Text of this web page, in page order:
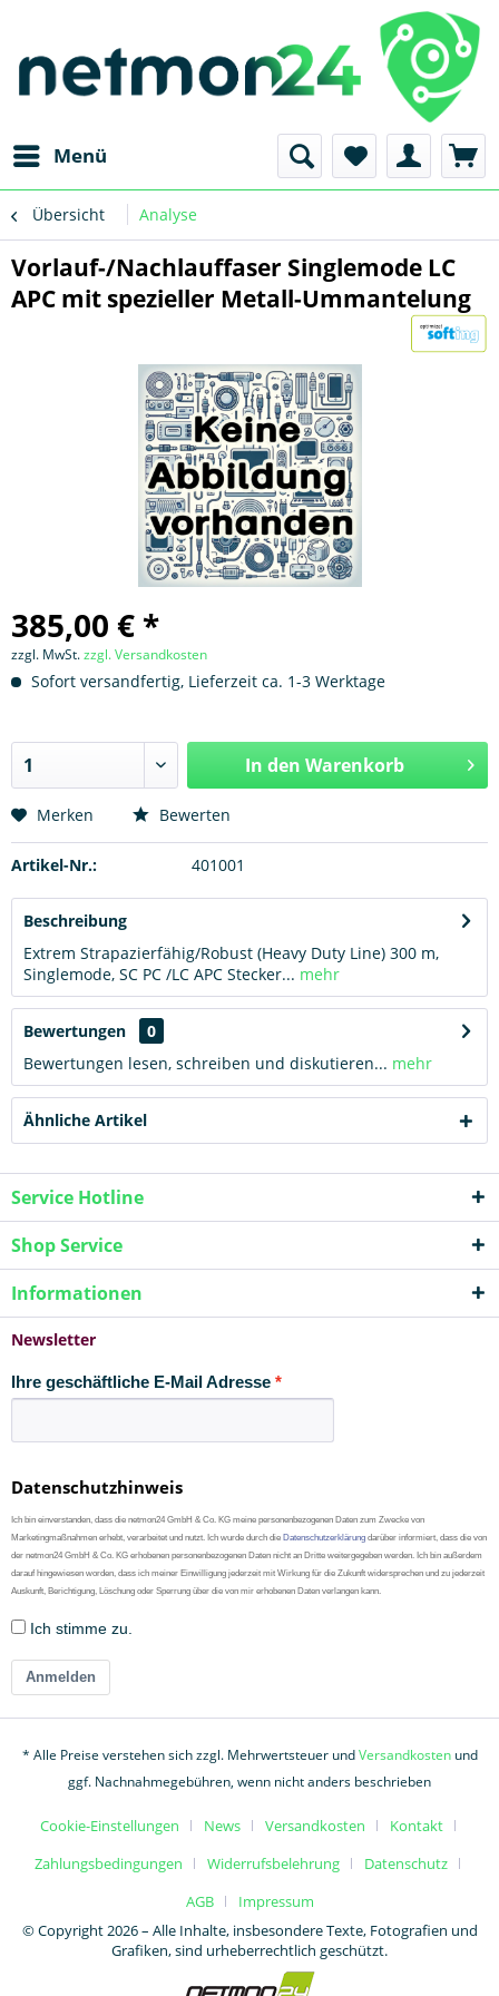
Menü
Übersicht Analyse
Vorlauf-/Nachlauffaser Singlemode LC
APC mit spezieller Metall-Ummantelung
385,00 € *
zzgl. MwSt.zzgl. Versandkosten
Sofort versandfertig, Lieferzeit ca. 1-3 Werktage
In den Warenkorb
Merken Bewerten
Artikel-Nr.: 401001
Beschreibung
Extrem Strapazierfähig/Robust (Heavy Duty Line) 300 m,
Singlemode, SC PC /LC APC Stecker... mehr
Bewertungen
0
Bewertungen lesen, schreiben und diskutieren... mehr
Ähnliche Artikel
Service Hotline
Shop Service
Informationen
Newsletter
Ihre geschäftliche E-Mail Adresse
Datenschutzhinweis
Ich bin einverstanden, dass die netmon24 GmbH & Co. KG meine personenbezogenen Daten zum Zwecke von
Marketingmaßnahmen erhebt, verarbeitet und nutzt. Ich wurde durch die Datenschutzerklärung darüber informiert, dass die von
der netmon24 GmbH & Co. KG erhobenen personenbezogenen Daten nicht an Dritte weitergegeben werden. Ich bin außerdem
darauf hingewiesen worden, dass ich meiner Einwilligung jederzeit mit Wirkung für die Zukunft widersprechen und zu jederzeit
Auskunft, Berichtigung, Löschung oder Sperrung über die von mir erhobenen Daten verlangen kann.
Ich stimme zu.
Anmelden
* Alle Preise verstehen sich zzgl. Mehrwertsteuer undVersandkostenund
ggf. Nachnahmegebühren, wenn nicht anders beschrieben
Cookie-Einstellungen News Versandkosten
Kontakt
Zahlungsbedingungen
Widerrufsbelehrung
Datenschutz
AGB
Impressum
© Copyright 2026 – Alle Inhalte, insbesondere Texte, Fotografien und
Grafiken, sind urheberrechtlich geschützt.